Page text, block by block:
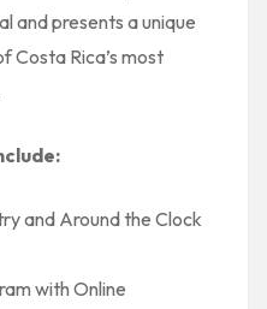
and presents a unique
Costa Rica’s most
and Around the Clock
with Online